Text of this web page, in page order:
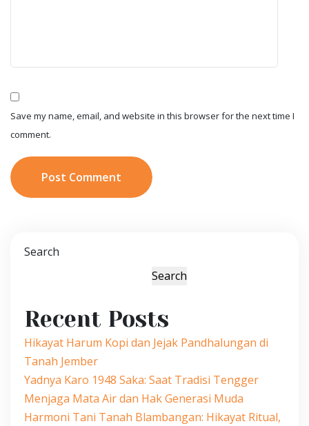
Save my name, email, and website in this browser for the next time I
comment.
Post Comment
Search
Search
Recent Posts
Hikayat Harum Kopi dan Jejak Pandhalungan di
Tanah Jember
Yadnya Karo 1948 Saka: Saat Tradisi Tengger
Menjaga Mata Air dan Hak Generasi Muda
Harmoni Tani Tanah Blambangan: Hikayat Ritual,